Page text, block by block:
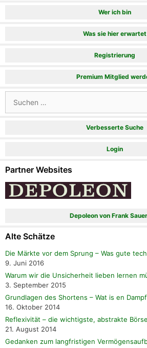
Wer ich bin
Was sie hier erwartet
Registrierung
Premium Mitglied
nach:
Verbesserte Suche
Login
Partner Websites
Depoleon von Frank
Alte Schätze
Die Märkte vor dem Sprung – Was gute
9. Juni 2016
Warum wir die Unsicherheit lieben lernen
3. September 2015
Grundlagen des Shortens – Wat is en
16. Oktober 2014
Reflexivität – die wichtigste, abstrakte
21. August 2014
Gedanken zum langfristigen